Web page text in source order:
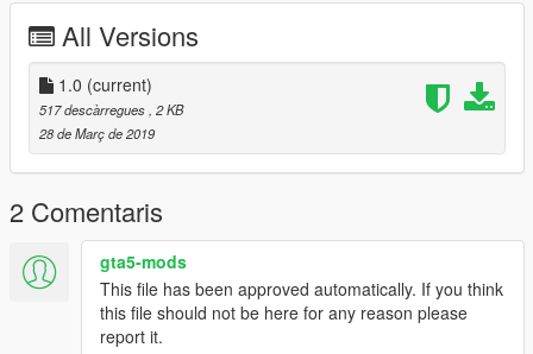
All Versions
1.0 (current)
517 descàrregues , 2 KB
28 de Març de 2019
2 Comentaris
gta5-mods
This file has been approved automatically. If you think
this file should not be here for any reason please
report it.